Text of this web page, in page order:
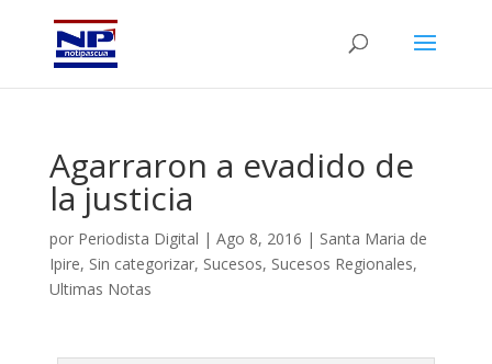
Agarraron a evadido de
la justicia
por Periodista Digital | Ago 8, 2016 | Santa Maria de
Ipire, Sin categorizar, Sucesos, Sucesos Regionales,
Ultimas Notas